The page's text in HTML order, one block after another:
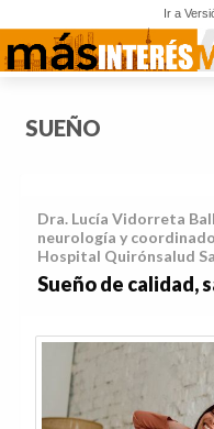
Ir a
SUEÑO
Dra. Lucía Vidorreta
neurología y
Hospital Quirónsalud
Sueño de calidad,